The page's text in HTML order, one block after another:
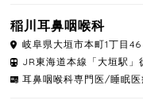
稲川耳鼻咽喉科
岐阜県大垣市本町1丁目46
JR東海道本線「大垣駅
耳鼻咽喉科専門医/睡眠医